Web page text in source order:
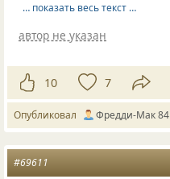
… показать весь текст …
автор не указан
10 7
Опубликовал Фредди-Мак 84
#69611